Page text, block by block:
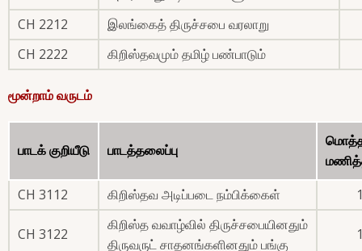
CH 2212
இலங்கைத் திருச்சபை வரலாறு
CH 2222
கிறிஸ்தவமும் தமிழ் பண்பாடும்
மூன்றாம் வருடம்
பாடக் குறியீடு பாடத்தலைப்பு
CH 3112 கிறிஸ்தவ அடிப்படை நம்பிக்கைள்
CH 3122
கிறிஸ்த வவாழ்வில் திருச்சபையினதும்
திருவருட் சாதனங்களினதும் பங்கு